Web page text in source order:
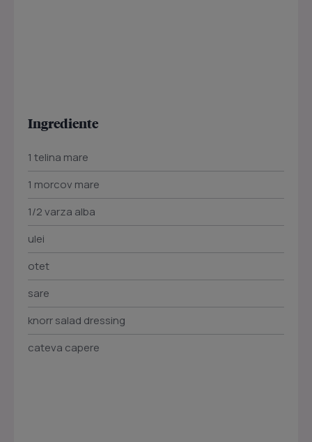
Ingrediente
1 telina mare
1 morcov mare
1/2 varza alba
ulei
otet
sare
knorr salad dressing
cateva capere